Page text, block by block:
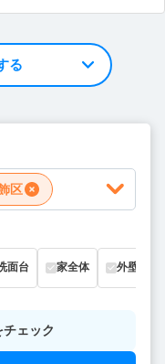
る
区
面台 家全体 外壁
チェック